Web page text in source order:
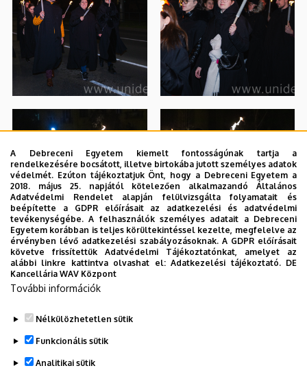
A Debreceni Egyetem kiemelt fontosságúnak tartja a
rendelkezésére bocsátott, illetve birtokába jutott személyes adatok
védelmét. Ezúton tájékoztatjuk Önt, hogy a Debreceni Egyetem a
2018. május 25. napjától kötelezően alkalmazandó Általános
Adatvédelmi Rendelet alapján felülvizsgálta folyamatait és
beépítette a GDPR előírásait az adatkezelési és adatvédelmi
tevékenységébe. A felhasználók személyes adatait a Debreceni
Egyetem korábban is teljes körültekintéssel kezelte, megfelelve az
érvényben lévő adatkezelési szabályozásoknak. A GDPR előírásait
követve frissítettük Adatvédelmi Tájékoztatónkat, amelyet az
alábbi linkre kattintva olvashat el:Adatkezelési tájékoztató. DE
Kancellária WAV Központ
További információk
Nélkülözhetetlen sütik
Funkcionális sütik
Analitikai sütik